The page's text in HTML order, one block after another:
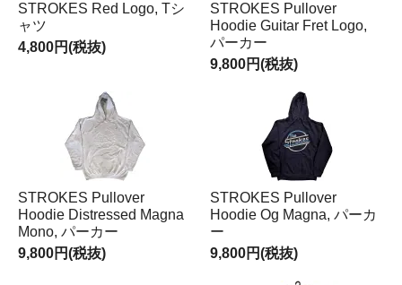
STROKES Red Logo, Tシ
ャツ
4,800円(税抜)
STROKES Pullover
Hoodie Guitar Fret Logo,
パーカー
9,800円(税抜)
STROKES Pullover
Hoodie Distressed Magna
Mono, パーカー
9,800円(税抜)
STROKES Pullover
Hoodie Og Magna, パーカ
ー
9,800円(税抜)